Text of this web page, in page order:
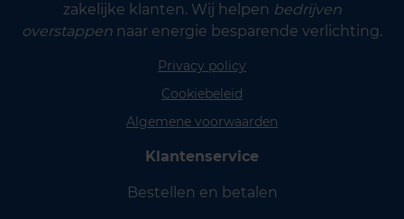
zakelijke klanten. Wij helpen bedrijven
overstappen naar energie besparende verlichting.
Privacy policy
Cookiebeleid
Algemene voorwaarden
Klantenservice
Bestellen en betalen